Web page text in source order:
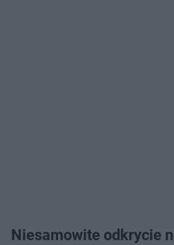
Niesamowite odkrycie